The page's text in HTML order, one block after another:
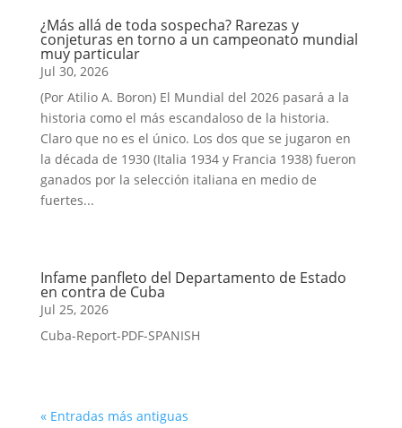
¿Más allá de toda sospecha? Rarezas y
conjeturas en torno a un campeonato mundial
muy particular
Jul 30, 2026
(Por Atilio A. Boron) El Mundial del 2026 pasará a la
historia como el más escandaloso de la historia.
Claro que no es el único. Los dos que se jugaron en
la década de 1930 (Italia 1934 y Francia 1938) fueron
ganados por la selección italiana en medio de
fuertes...
Infame panfleto del Departamento de Estado
en contra de Cuba
Jul 25, 2026
Cuba-Report-PDF-SPANISH
« Entradas más antiguas